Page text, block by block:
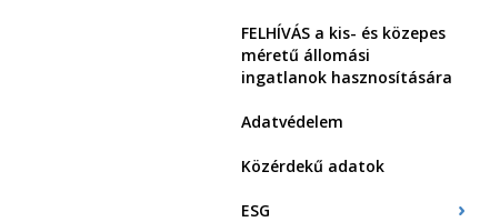
FELHÍVÁS a kis- és közepes
méretű állomási
ingatlanok hasznosítására
Adatvédelem
Közérdekű adatok
ESG